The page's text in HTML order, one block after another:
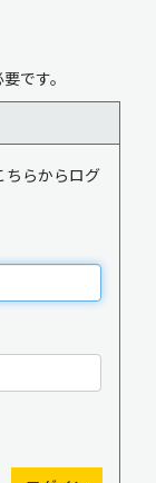
です。
ちらからログ